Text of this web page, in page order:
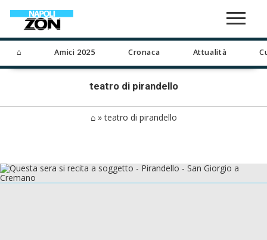
⌂ Amici 2025 Cronaca Attualità
teatro di pirandello
⌂»teatro di pirandello